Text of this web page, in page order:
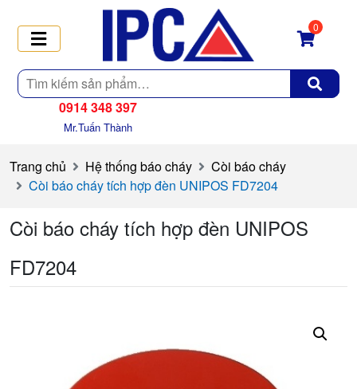
Tìm
kiếm
0
0914 348 397
Mr.Tuấn Thành
Trang chủ Hệ thống báo cháy
Còi báo cháy
Còi báo cháy tích hợp đèn UNIPOS FD7204
Còi báo cháy tích hợp đèn UNIPOS
FD7204